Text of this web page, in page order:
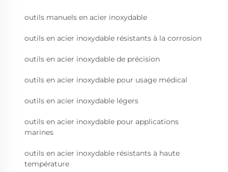
outils manuels en acier inoxydable
outils en acier inoxydable résistants à la corrosion
outils en acier inoxydable de précision
outils en acier inoxydable pour usage médical
outils en acier inoxydable légers
outils en acier inoxydable pour applications
marines
outils en acier inoxydable résistants à haute
température